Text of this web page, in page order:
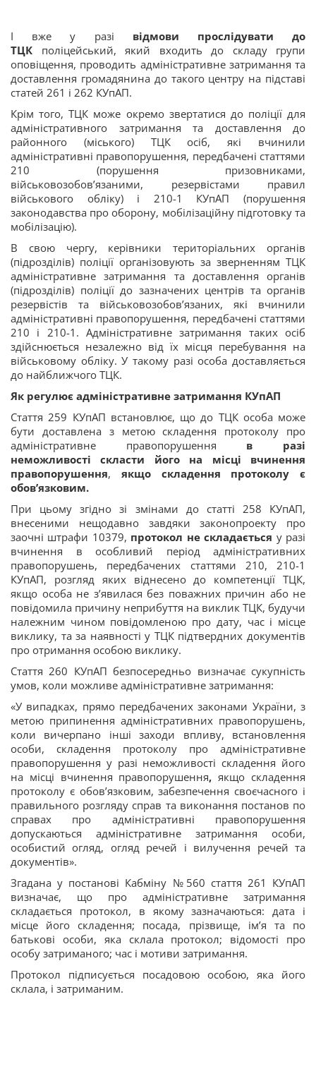
І вже у разі відмови прослідувати до
ТЦК поліцейський, який входить до складу групи
оповіщення, проводить адміністративне затримання та
доставлення громадянина до такого центру на підставі
статей 261 і 262 КУпАП.
Крім того, ТЦК може окремо звертатися до поліції для
адміністративного затримання та доставлення до
районного (міського) ТЦК осіб, які вчинили
адміністративні правопорушення, передбачені статтями
210 (порушення призовниками,
військовозобов’язаними, резервістами правил
військового обліку) і 210-1 КУпАП (порушення
законодавства про оборону, мобілізаційну підготовку та
мобілізацію).
В свою чергу, керівники територіальних органів
(підрозділів) поліції організовують за зверненням ТЦК
адміністративне затримання та доставлення органів
(підрозділів) поліції до зазначених центрів та органів
резервістів та військовозобов’язаних, які вчинили
адміністративні правопорушення, передбачені статтями
210 і 210-1. Адміністративне затримання таких осіб
здійснюється незалежно від їх місця перебування на
військовому обліку. У такому разі особа доставляється
до найближчого ТЦК.
Як регулює адміністративне затримання КУпАП
Стаття 259 КУпАП встановлює, що до ТЦК особа може
бути доставлена з метою складення протоколу про
адміністративне правопорушення в разі
неможливості скласти його на місці вчинення
правопорушення, якщо складення протоколу є
обов’язковим.
При цьому згідно зі змінами до статті 258 КУпАП,
внесеними нещодавно завдяки законопроекту про
заочні штрафи 10379, протокол не складається у разі
вчинення в особливий період адміністративних
правопорушень, передбачених статтями 210, 210-1
КУпАП, розгляд яких віднесено до компетенції ТЦК,
якщо особа не з’явилася без поважних причин або не
повідомила причину неприбуття на виклик ТЦК, будучи
належним чином повідомленою про дату, час і місце
виклику, та за наявності у ТЦК підтвердних документів
про отримання особою виклику.
Стаття 260 КУпАП безпосередньо визначає сукупність
умов, коли можливе адміністративне затримання:
«У випадках, прямо передбачених законами України, з
метою припинення адміністративних правопорушень,
коли вичерпано інші заходи впливу, встановлення
особи, складення протоколу про адміністративне
правопорушення у разі неможливості складення його
на місці вчинення правопорушення,якщо складення
протоколу є обов’язковим, забезпечення своєчасного і
правильного розгляду справ та виконання постанов по
справах про адміністративні правопорушення
допускаються адміністративне затримання особи,
особистий огляд, огляд речей і вилучення речей та
документів».
Згадана у постанові Кабміну №560 стаття 261 КУпАП
визначає, що про адміністративне затримання
складається протокол, в якому зазначаються: дата і
місце його складення; посада, прізвище, ім’я та по
батькові особи, яка склала протокол; відомості про
особу затриманого; час і мотиви затримання.
Протокол підписується посадовою особою, яка його
склала, і затриманим.